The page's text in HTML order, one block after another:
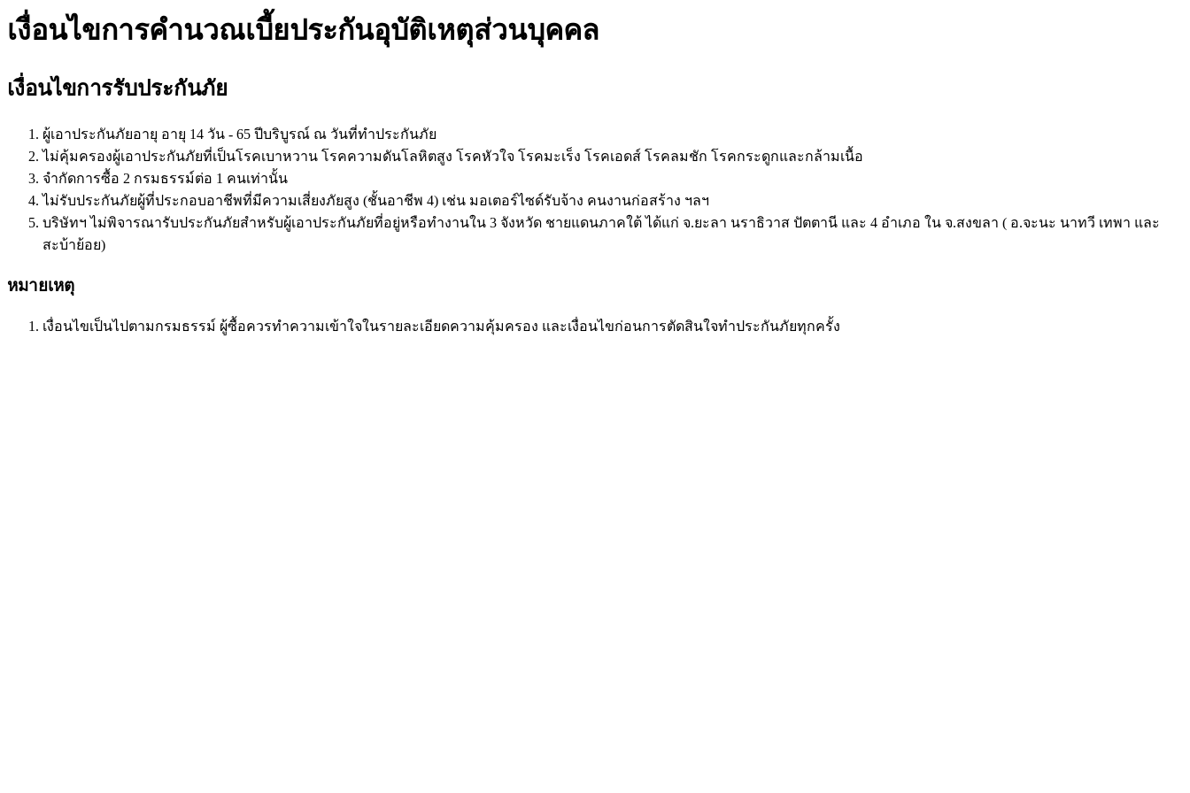
เงื่อนไขการคำนวณเบี้ยประกันอุบัติเหตุส่วนบุคคล
เงื่อนไขการรับประกันภัย
ผู้เอาประกันภัยอายุ อายุ 14 วัน - 65 ปีบริบูรณ์ ณ วันที่ทำประกันภัย
ไม่คุ้มครองผู้เอาประกันภัยที่เป็นโรคเบาหวาน โรคความดันโลหิตสูง โรคหัวใจ โรคมะเร็ง โรคเอดส์ โรคลมชัก โรคกระดูกและกล้ามเนื้อ
จำกัดการซื้อ 2 กรมธรรม์ต่อ 1 คนเท่านั้น
ไม่รับประกันภัยผู้ที่ประกอบอาชีพที่มีความเสี่ยงภัยสูง (ชั้นอาชีพ 4) เช่น มอเตอร์ไซด์รับจ้าง คนงานก่อสร้าง ฯลฯ
บริษัทฯ ไม่พิจารณารับประกันภัยสำหรับผู้เอาประกันภัยที่อยู่หรือทำงานใน 3 จังหวัด ชายแดนภาคใต้ ได้แก่ จ.ยะลา นราธิวาส ปัตตานี และ 4 อำเภอ ใน จ.สงขลา ( อ.จะนะ นาทวี เทพา และ
สะบ้าย้อย)
หมายเหตุ
เงื่อนไขเป็นไปตามกรมธรรม์ ผู้ซื้อควรทำความเข้าใจในรายละเอียดความคุ้มครอง และเงื่อนไขก่อนการตัดสินใจทำประกันภัยทุกครั้ง